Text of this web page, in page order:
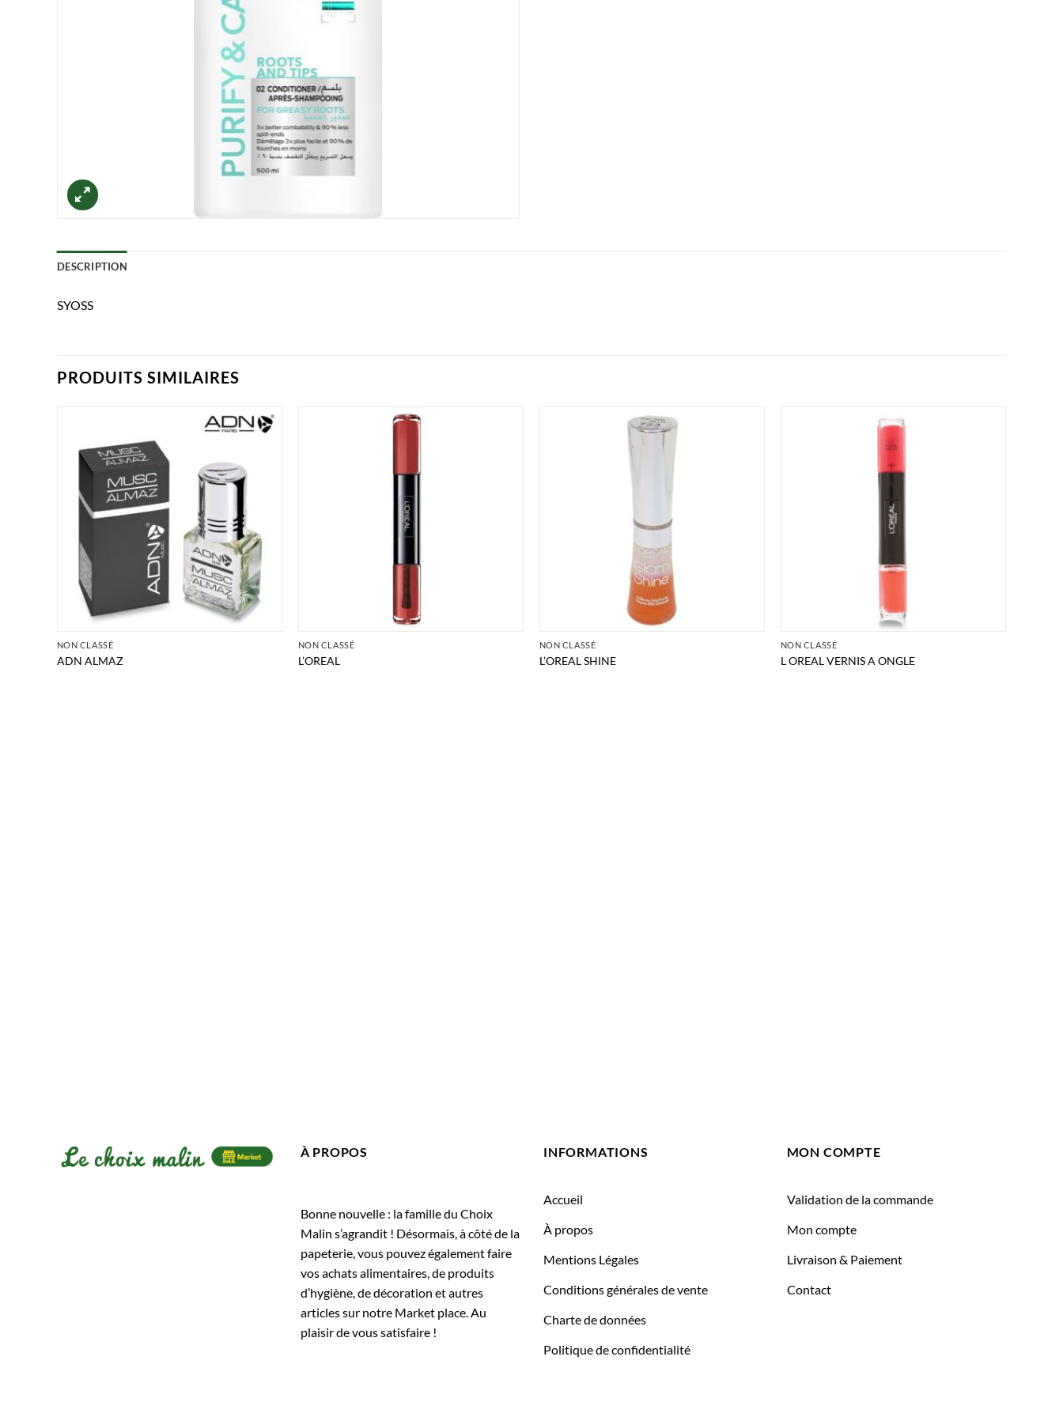
DESCRIPTION
SYOSS
PRODUITS SIMILAIRES
NON CLASSÉ
ADN ALMAZ
NON CLASSÉ
L’OREAL
NON CLASSÉ
L’OREAL SHINE
NON CLASSÉ
L OREAL VERNIS A ONGLE
À PROPOS
Bonne nouvelle : la famille du Choix
Malin s’agrandit ! Désormais, à côté de la
papeterie, vous pouvez également faire
vos achats alimentaires, de produits
d’hygiène, de décoration et autres
articles sur notre Market place. Au
plaisir de vous satisfaire !
INFORMATIONS
Accueil
À propos
Mentions Légales
Conditions générales de vente
Charte de données
Politique de confidentialité
MON COMPTE
Validation de la commande
Mon compte
Livraison & Paiement
Contact